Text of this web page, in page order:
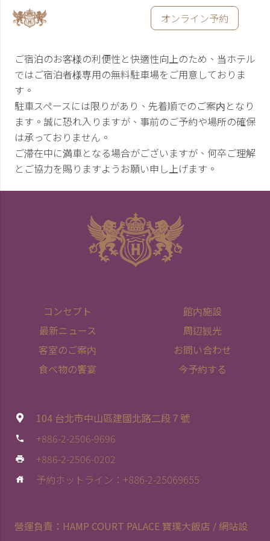
オンライン予約
ご宿泊のお客様の利便性と快適性向上のため、当ホテル
ではご宿泊者様専用の無料駐車場をご用意しておりま
す。
駐車スペースには限りがあり、先着順でのご案内となり
ます。誠に恐れ入りますが、事前のご予約や場所の確保
は承っておりません。
ご滞在中に満車となる場合がございますが、何卒ご理解
とご協力を賜りますようお願い申し上げます。
コンセプト
最新ニュース
客室のご案内
食べ物の饗宴
館内施設
周辺観光
お問い合わせ
今予約する
104 台北市中山區建國北路二段７號
phone +886-2-2506-9696
print +886-2-2506-0202
house 予約ホットライン：+886-2-25069655
營運負責：HAMP COURT PALACE 寶璞大飯店 / 網站設